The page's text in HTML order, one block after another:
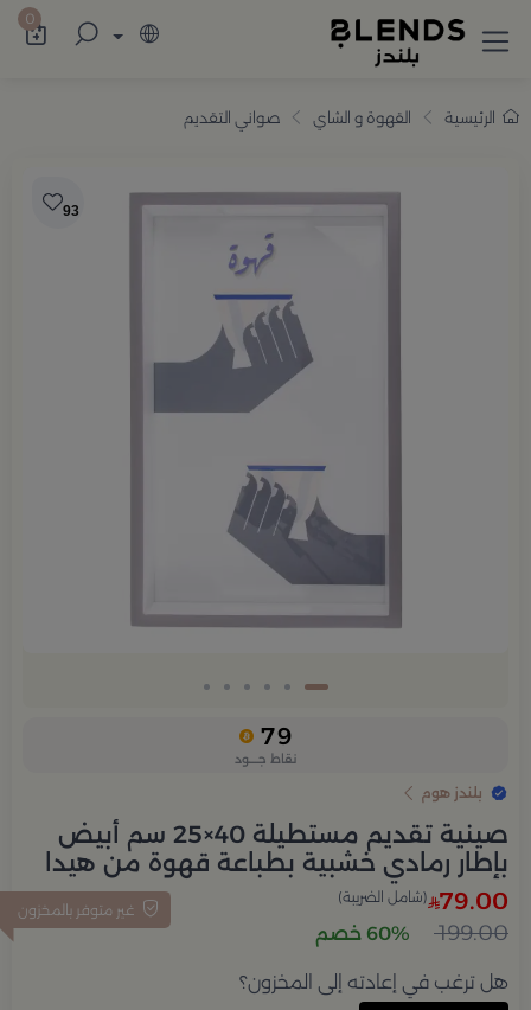
تسوّق من بلندز تشكيلة تضم ترامس القهوة 0
الرئيسية القهوة و الشاي صواني التقديم
93
79
نقاط جــــود
بلندز هوم
صينية تقديم مستطيلة 40×25 سم أبيض
بإطار رمادي خشبية بطباعة قهوة من هيدا
غير متوفر بالمخزون 79.00 (شامل الضريبة)
199.00 60% خصم
هل ترغب في إعادته إلى المخزون؟